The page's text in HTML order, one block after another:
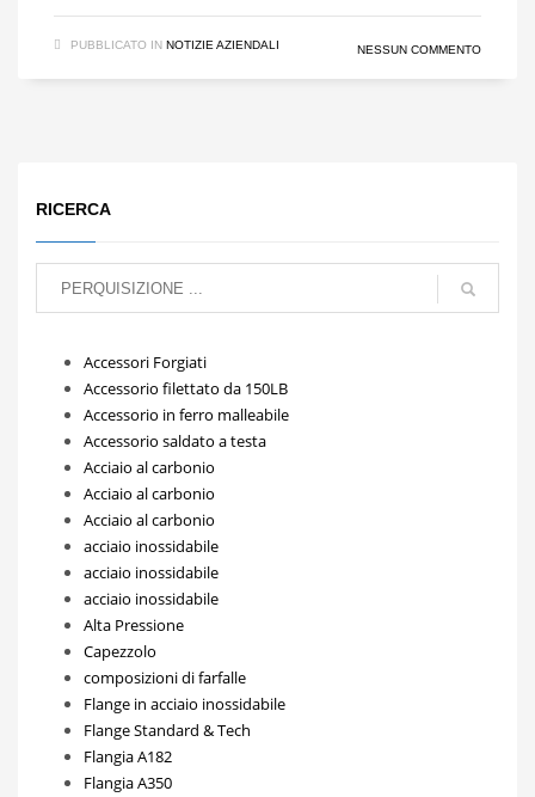
PUBBLICATO IN NOTIZIE AZIENDALI NESSUN COMMENTO
RICERCA
Accessori Forgiati
Accessorio filettato da 150LB
Accessorio in ferro malleabile
Accessorio saldato a testa
Acciaio al carbonio
Acciaio al carbonio
Acciaio al carbonio
acciaio inossidabile
acciaio inossidabile
acciaio inossidabile
Alta Pressione
Capezzolo
composizioni di farfalle
Flange in acciaio inossidabile
Flange Standard & Tech
Flangia A182
Flangia A350